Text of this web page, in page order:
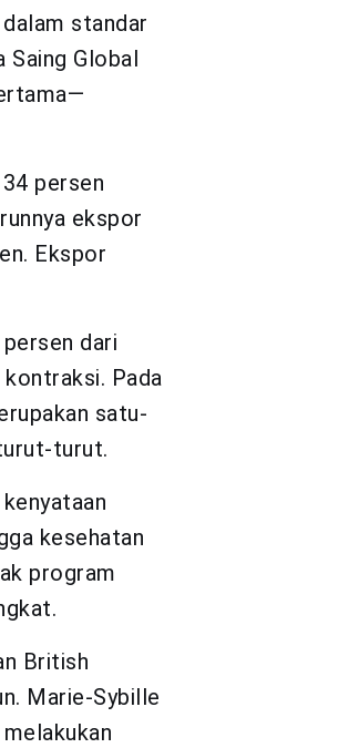
standar
Saing Global
persen
ekspor
Ekspor
dari
Pada
satu-
turut.
kesehatan
program
British
Marie-Sybille